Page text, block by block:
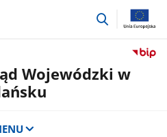
przejdź
Wojewódzki w